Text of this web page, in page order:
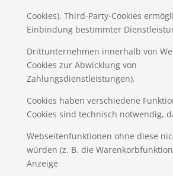
Cookies). Third-Party-Cookies
Einbindung bestimmter
Drittunternehmen innerhalb von
Cookies zur Abwicklung von
Zahlungsdienstleistungen).
Cookies haben verschiedene
Cookies sind technisch notwendig,
Webseitenfunktionen ohne diese
würden (z. B. die
Anzeige